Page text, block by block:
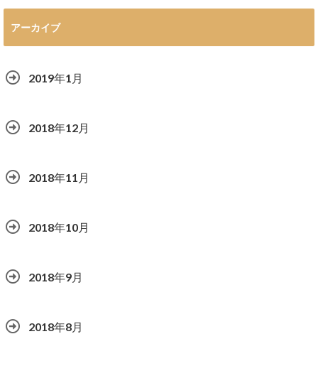
アーカイブ
2019年1月
2018年12月
2018年11月
2018年10月
2018年9月
2018年8月